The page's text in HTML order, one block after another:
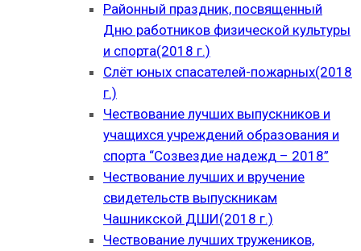
Районный праздник, посвященный
Дню работников физической культуры
и спорта(2018 г.)
Слёт юных спасателей-пожарных(2018
г.)
Чествование лучших выпускников и
учащихся учреждений образования и
спорта “Созвездие надежд – 2018”
Чествование лучших и вручение
свидетельств выпускникам
Чашникской ДШИ(2018 г.)
Чествование лучших тружеников,